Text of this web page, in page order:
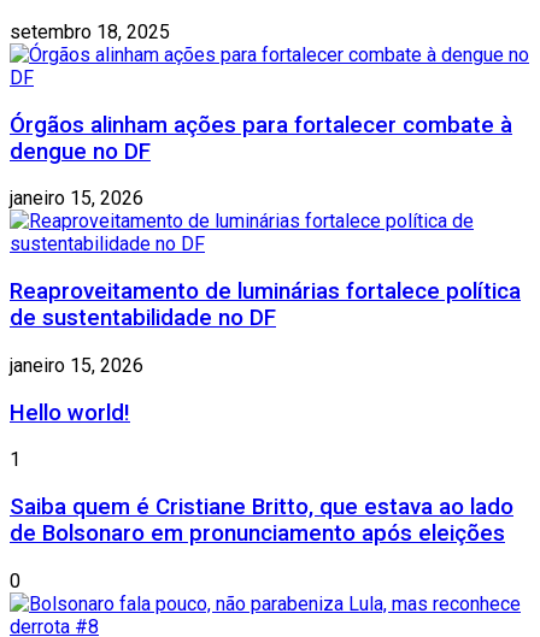
setembro 18, 2025
Órgãos alinham ações para fortalecer combate à
dengue no DF
janeiro 15, 2026
Reaproveitamento de luminárias fortalece política
de sustentabilidade no DF
janeiro 15, 2026
Hello world!
1
Saiba quem é Cristiane Britto, que estava ao lado
de Bolsonaro em pronunciamento após eleições
0